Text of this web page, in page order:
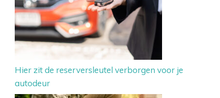
Hier zit de reserversleutel verborgen voor je
autodeur